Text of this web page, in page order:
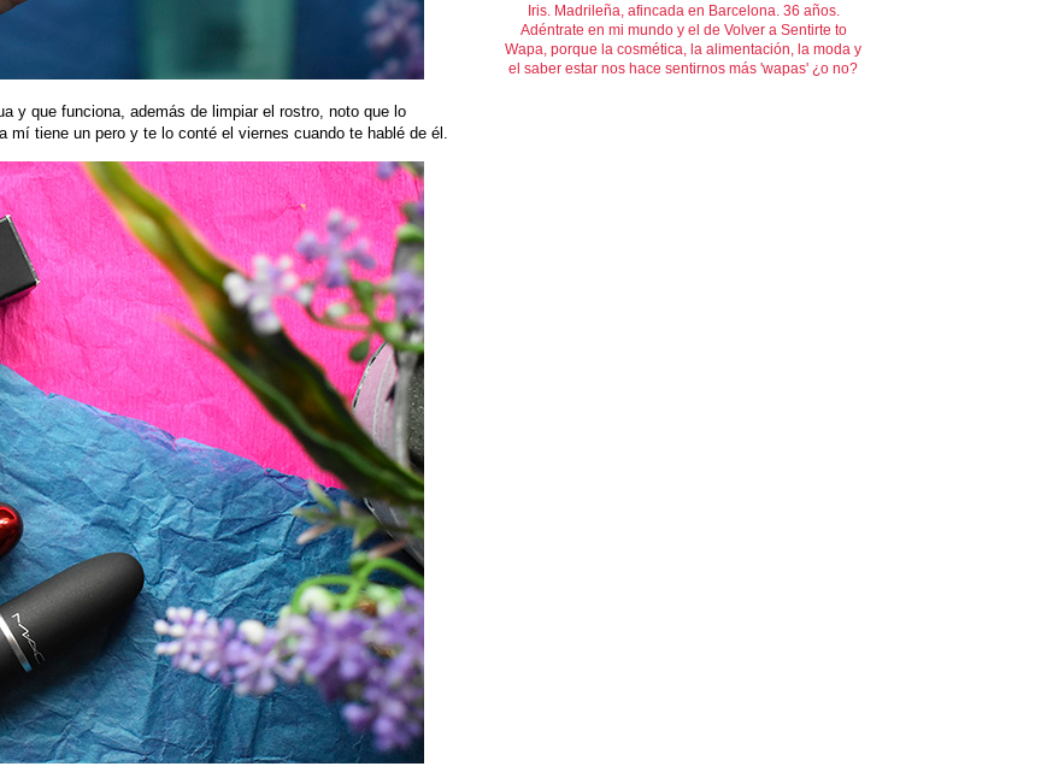
y que funciona, además de limpiar el rostro, noto que lo
mí tiene un pero y te lo conté el viernes cuando te hablé de él.
Iris. Madrileña, afincada en Barcelona. 36 años.
Adéntrate en mi mundo y el de Volver a Sentirte to
Wapa, porque la cosmética, la alimentación, la moda y
el saber estar nos hace sentirnos más 'wapas' ¿o no?